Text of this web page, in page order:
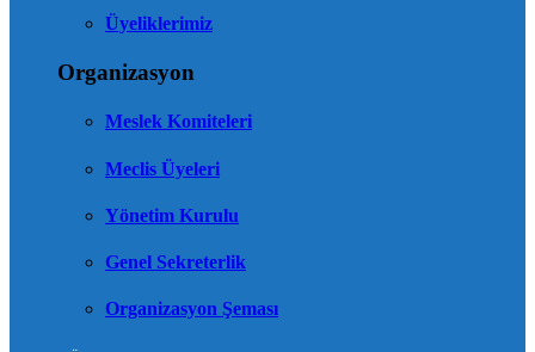
Üyeliklerimiz
Organizasyon
Meslek Komiteleri
Meclis Üyeleri
Yönetim Kurulu
Genel Sekreterlik
Organizasyon Şeması